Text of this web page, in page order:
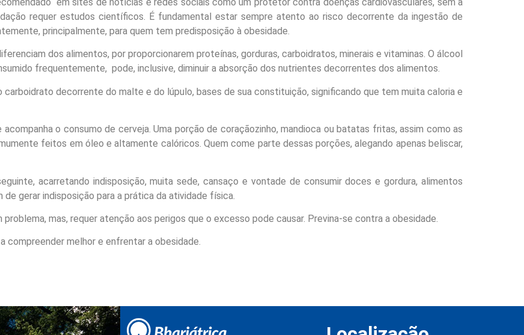
requer estudos científicos. É fundamental estar sempre atento ao risco decorrente da ingestão de
principalmente, para quem tem predisposição à obesidade.
dos alimentos, por proporcionarem proteínas, gorduras, carboidratos, minerais e vitaminas. O álcool
frequentemente, pode, inclusive, diminuir a absorção dos nutrientes decorrentes dos alimentos.
decorrente do malte e do lúpulo, bases de sua constituição, significando que tem muita caloria e
o consumo de cerveja. Uma porção de coraçãozinho, mandioca ou batatas fritas, assim como as
feitos em óleo e altamente calóricos. Quem come parte dessas porções, alegando apenas beliscar,
acarretando indisposição, muita sede, cansaço e vontade de consumir doces e gordura, alimentos
gerar indisposição para a prática da atividade física.
mas, requer atenção aos perigos que o excesso pode causar. Previna-se contra a obesidade.
compreender melhor e enfrentar a obesidade.